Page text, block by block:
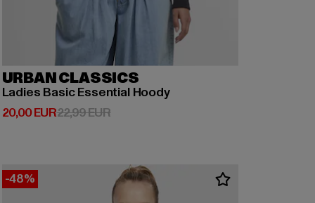
URBAN CLASSICS
Ladies Basic Essential Hoody
20,00 EUR
Derzeitiger Preis: 20,00 EUR
22,99 EURAktionspreis: 22,99 EUR
-48%